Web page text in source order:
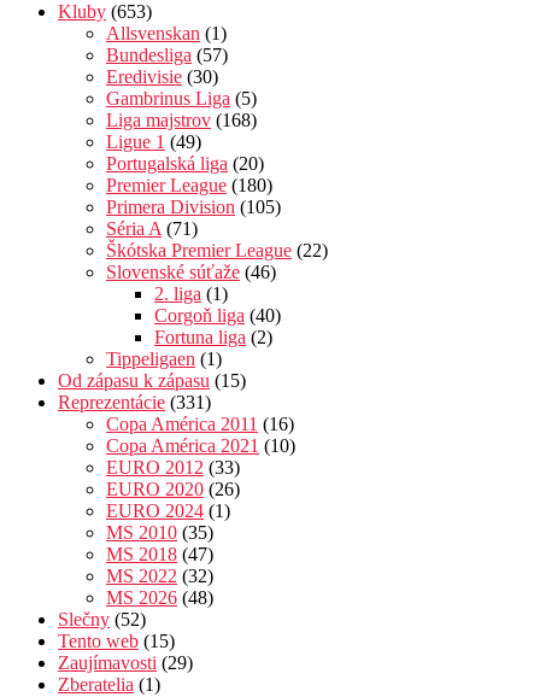
Kluby (653)
Allsvenskan (1)
Bundesliga (57)
Eredivisie (30)
Gambrinus Liga (5)
Liga majstrov (168)
Ligue 1 (49)
Portugalská liga (20)
Premier League (180)
Primera Division (105)
Séria A (71)
Škótska Premier League (22)
Slovenské súťaže (46)
2. liga (1)
Corgoň liga (40)
Fortuna liga (2)
Tippeligaen (1)
Od zápasu k zápasu (15)
Reprezentácie (331)
Copa América 2011 (16)
Copa América 2021 (10)
EURO 2012 (33)
EURO 2020 (26)
EURO 2024 (1)
MS 2010 (35)
MS 2018 (47)
MS 2022 (32)
MS 2026 (48)
Slečny (52)
Tento web (15)
Zaujímavosti (29)
Zberatelia (1)